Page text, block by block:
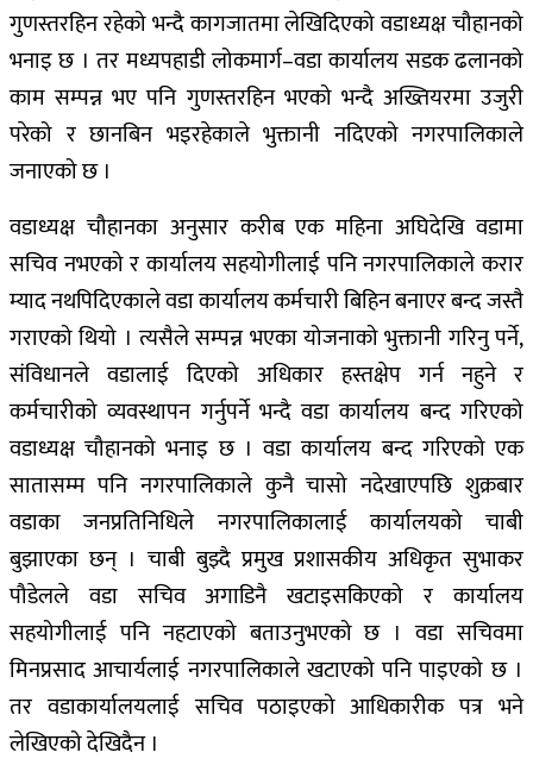
गुणस्तरहिन रहेको भन्दै कागजातमा लेखिदिएको वडाध्यक्ष चौहानको
भनाइ छ । तर मध्यपहाडी लोकमार्ग–वडा कार्यालय सडक ढलानको
काम सम्पन्न भए पनि गुणस्तरहिन भएको भन्दै अख्तियरमा उजुरी
परेको र छानबिन भइरहेकाले भुक्तानी नदिएको नगरपालिकाले
जनाएको छ ।
वडाध्यक्ष चौहानका अनुसार करीब एक महिना अघिदेखि वडामा
सचिव नभएको र कार्यालय सहयोगीलाई पनि नगरपालिकाले करार
म्याद नथपिदिएकाले वडा कार्यालय कर्मचारी बिहिन बनाएर बन्द जस्तै
गराएको थियो । त्यसैले सम्पन्न भएका योजनाको भुक्तानी गरिनु पर्ने,
संविधानले वडालाई दिएको अधिकार हस्तक्षेप गर्न नहुने र
कर्मचारीको व्यवस्थापन गर्नुपर्ने भन्दै वडा कार्यालय बन्द गरिएको
वडाध्यक्ष चौहानको भनाइ छ । वडा कार्यालय बन्द गरिएको एक
सातासम्म पनि नगरपालिकाले कुनै चासो नदेखाएपछि शुक्रबार
वडाका जनप्रतिनिधिले नगरपालिकालाई कार्यालयको चाबी
बुझाएका छन् । चाबी बुझ्दै प्रमुख प्रशासकीय अधिकृत सुभाकर
पौडेलले वडा सचिव अगाडिनै खटाइसकिएको र कार्यालय
सहयोगीलाई पनि नहटाएको बताउनुभएको छ । वडा सचिवमा
मिनप्रसाद आचार्यलाई नगरपालिकाले खटाएको पनि पाइएको छ ।
तर वडाकार्यालयलाई सचिव पठाइएको आधिकारीक पत्र भने
लेखिएको देखिदैन ।